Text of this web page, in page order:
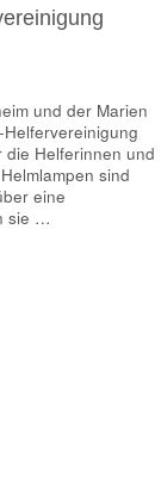
und der Marien
die Helferinnen und
sind
eine
sie …